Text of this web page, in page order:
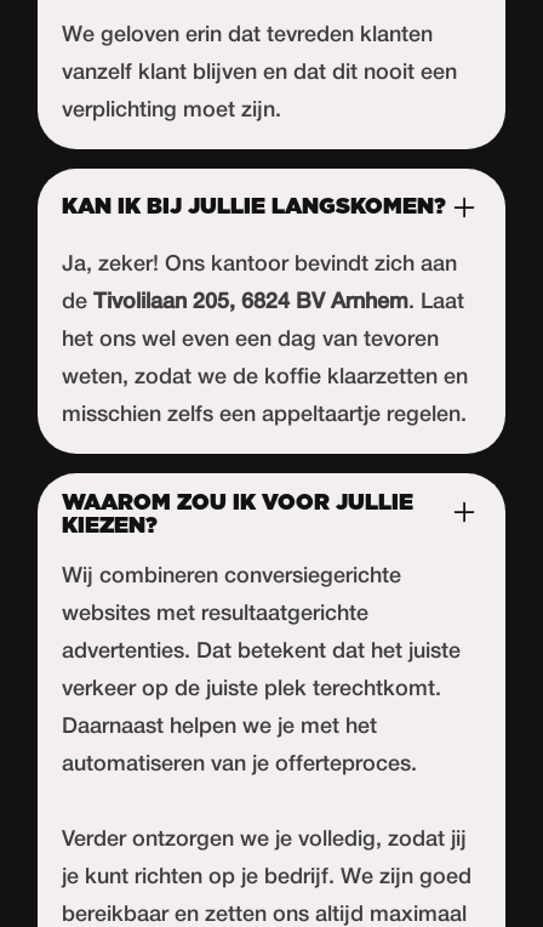
We geloven erin dat tevreden klanten
vanzelf klant blijven en dat dit nooit een
verplichting moet zijn.
KAN IK BIJ JULLIE LANGSKOMEN?
Ja, zeker! Ons kantoor bevindt zich aan
de
Tivolilaan 205, 6824 BV Arnhem. Laat
het ons wel even een dag van tevoren
weten, zodat we de koffie klaarzetten en
misschien zelfs een appeltaartje regelen.
WAAROM ZOU IK VOOR JULLIE
KIEZEN?
Wij combineren conversiegerichte
websites met resultaatgerichte
advertenties. Dat betekent dat het juiste
verkeer op de juiste plek terechtkomt.
Daarnaast helpen we je met het
automatiseren van je offerteproces.
Verder ontzorgen we je volledig, zodat jij
je kunt richten op je bedrijf. We zijn goed
bereikbaar en zetten ons altijd maximaal